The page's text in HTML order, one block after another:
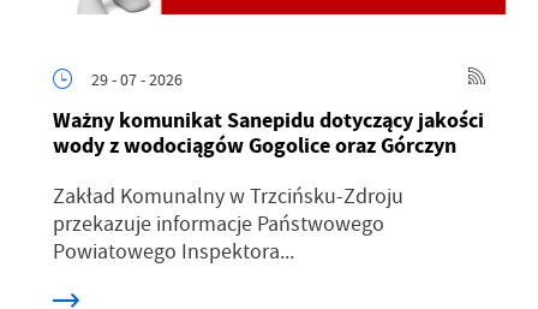
29 - 07 - 2026
Ważny komunikat Sanepidu dotyczący jakości
wody z wodociągów Gogolice oraz Górczyn
Zakład Komunalny w Trzcińsku-Zdroju
przekazuje informacje Państwowego
Powiatowego Inspektora...